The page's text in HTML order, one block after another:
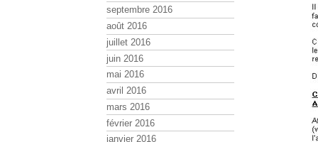
septembre 2016
août 2016
juillet 2016
juin 2016
mai 2016
avril 2016
mars 2016
février 2016
janvier 2016